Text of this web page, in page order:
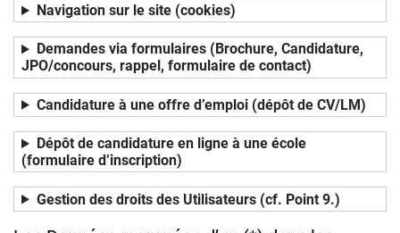
Navigation sur le site (cookies)
Demandes via formulaires (Brochure, Candidature,
JPO/concours, rappel, formulaire de contact)
Candidature à une offre d’emploi (dépôt de CV/LM)
Dépôt de candidature en ligne à une école
(formulaire d’inscription)
Gestion des droits des Utilisateurs (cf. Point 9.)